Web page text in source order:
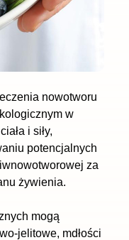
nowotworu
w
i siły,
potencjalnych
za
żywienia.
mogą
jelitowe, mdłości